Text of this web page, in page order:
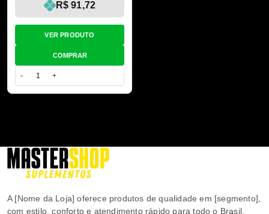
R$ 91,72
VER PRODUTO
COMPRAR
- +
A [Nome da Loja] oferece produtos de qualidade em [segmento],
com estilo, conforto e atendimento rápido para todo o Brasil.